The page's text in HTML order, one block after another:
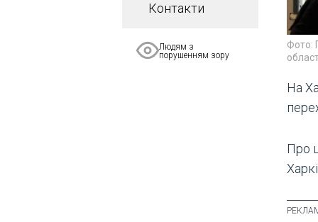
Контакти
Людям з
порушенням зору
Фото:
На
Про